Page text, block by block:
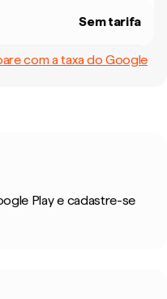
Sem tarifa
com a taxa do Google
Play e cadastre-se